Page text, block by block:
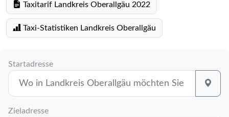
Taxitarif Landkreis Oberallgäu 2022
Taxi-Statistiken Landkreis Oberallgäu
Startadresse
Zieladresse